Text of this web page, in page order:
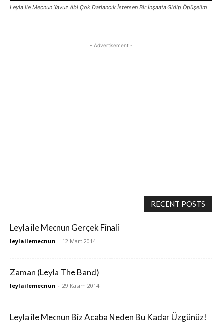
Leyla ile Mecnun Yavuz Abi Çok Darlandık İstersen Bir İnşaata Gidip Öpüşelim
- Advertisement -
RECENT POSTS
Leyla ile Mecnun Gerçek Finali
leylailemecnun - 12 Mart 2014
Zaman (Leyla The Band)
leylailemecnun - 29 Kasım 2014
Leyla ile Mecnun Biz Acaba Neden Bu Kadar Üzgünüz!